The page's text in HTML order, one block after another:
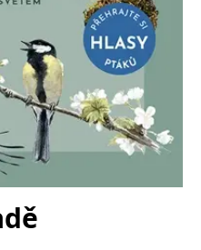
Tento soubor
cookie
používá
služba
Cookie-
Script.com k
zapamatování
předvoleb
souhlasu se
soubory
cookie
banner